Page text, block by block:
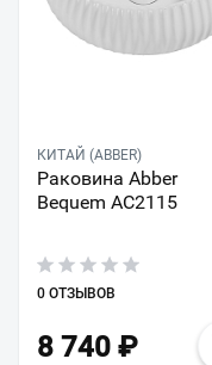
КИТАЙ (ABBER)
Раковина Abber
Bequem AC2115
0 ОТЗЫВОВ
8 740 ₽